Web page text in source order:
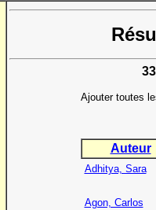
Ajouter toutes
Auteur
Adhitya, Sara
Agon, Carlos